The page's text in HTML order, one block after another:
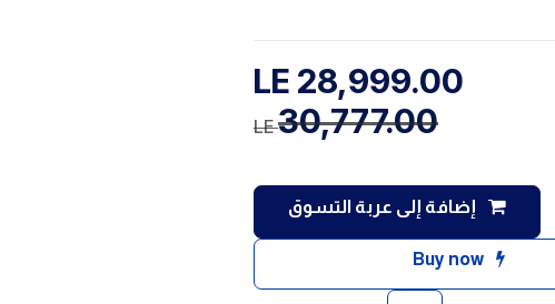
إضافة إلى عربة التسوق
Buy now
28,999.00
30,777.00
LE